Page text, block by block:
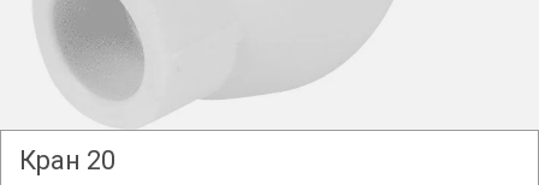
Кран 20